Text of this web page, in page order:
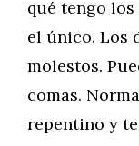
qué tengo los
el único. Los
molestos.
comas.
repentino y